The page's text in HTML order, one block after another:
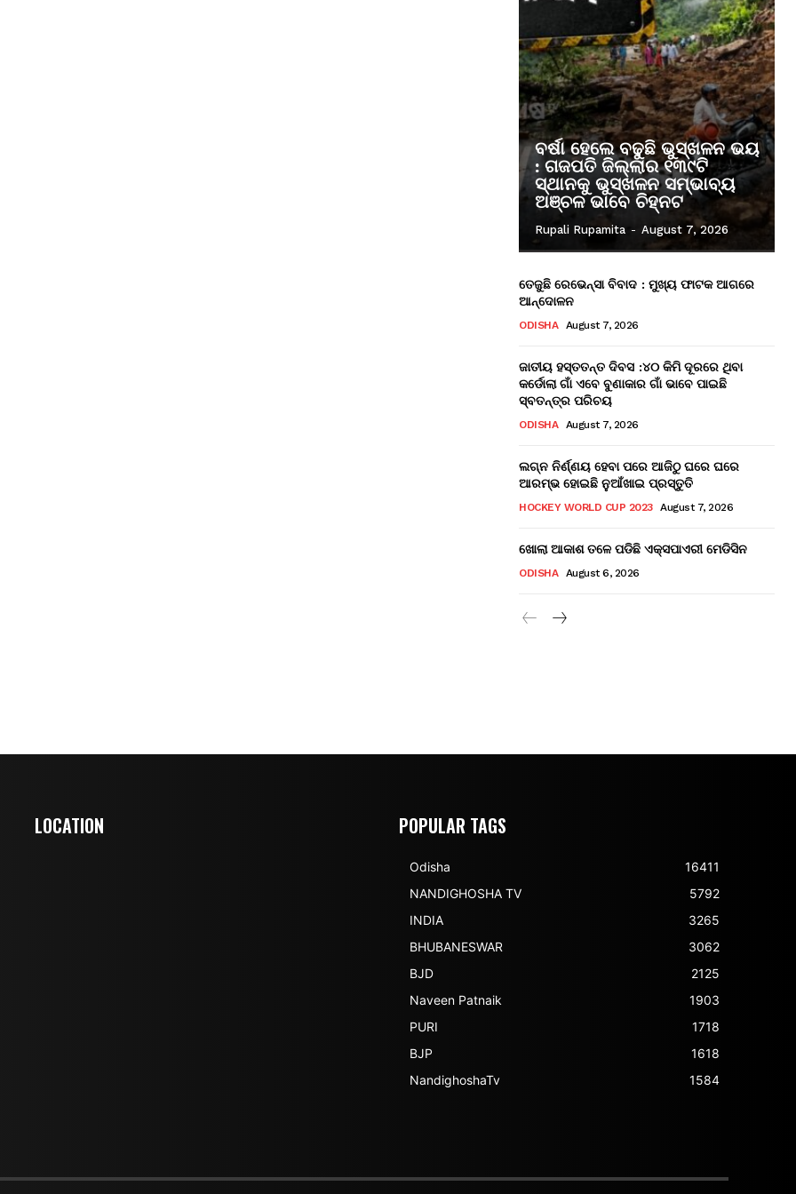
ବର୍ଷା ହେଲେ ବଢୁଛି ଭୁସ୍ଖଳନ ଭୟ
: ଗଜପତି ଜିଲ୍ଲାର ୧୩୯ଟି
ସ୍ଥାନକୁ ଭୁସ୍ଖଳନ ସମ୍ଭାବ୍ୟ
ଅଞ୍ଚଳ ଭାବେ ଚିହ୍ନଟ
Rupali Rupamita - August 7, 2026
ତେଜୁଛି ରେଭେନ୍ସା ବିବାଦ : ମୁଖ୍ୟ ଫାଟକ ଆଗରେ
ଆନ୍ଦୋଳନ
ODISHA August 7, 2026
ଜାତୀୟ ହସ୍ତତନ୍ତ ଦିବସ :୪୦ କିମି ଦୂରରେ ଥିବା
କର୍ଡୋଲା ଗାଁ ଏବେ ବୁଣାକାର ଗାଁ ଭାବେ ପାଇଛି
ସ୍ବତନ୍ତ୍ର ପରିଚୟ
ODISHA August 7, 2026
ଲଗ୍ନ ନିର୍ଣ୍ଣୟ ହେବା ପରେ ଆଜିଠୁ ଘରେ ଘରେ
ଆରମ୍ଭ ହୋଇଛି ନୁଆଁଖାଇ ପ୍ରସ୍ତୁତି
HOCKEY WORLD CUP 2023 August 7, 2026
ଖୋଲା ଆକାଶ ତଳେ ପଡିଛି ଏକ୍ସପାଏରୀ ମେଡିସିନ
ODISHA August 6, 2026
LOCATION POPULAR TAGS
Odisha
16411
NANDIGHOSHA TV
5792
INDIA
3265
BHUBANESWAR
3062
BJD
2125
Naveen Patnaik
1903
PURI
1718
BJP
1618
NandighoshaTv
1584